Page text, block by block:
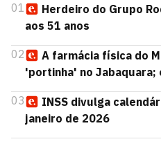
01
Herdeiro do Grupo
aos 51 anos
02
A farmácia física do
'portinha' no Jabaquara;
03
INSS divulga
janeiro de 2026